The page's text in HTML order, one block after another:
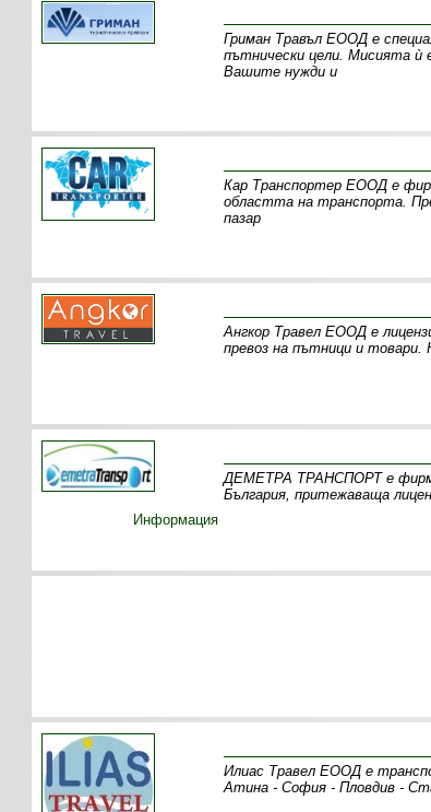
Гриман Травъл ЕООД е
пътнически цели. Мисията ѝ
Вашите нужди и
Кар Транспортер ЕООД е
областта на транспорта.
пазар
Ангкор Травел ЕООД е
превоз на пътници и
ДЕМЕТРА ТРАНСПОРТ е
България, притежаваща
Информация
Илиас Травел ЕООД е
Атина - София - Пловдив -